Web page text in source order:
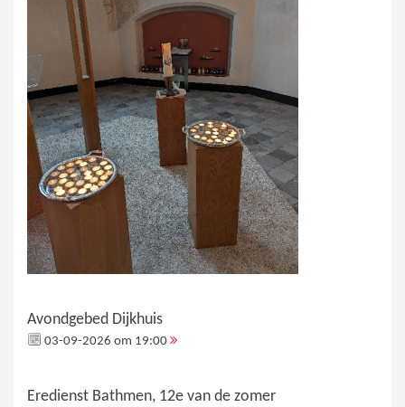
Avondgebed Dijkhuis
03-09-2026 om 19:00
Eredienst Bathmen, 12e van de zomer